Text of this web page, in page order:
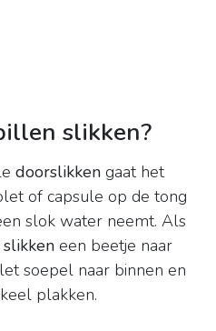
slikken?
doorslikken gaat het
of capsule op de tong
slok water neemt. Als
slikken een beetje naar
soepel naar binnen en
plakken.